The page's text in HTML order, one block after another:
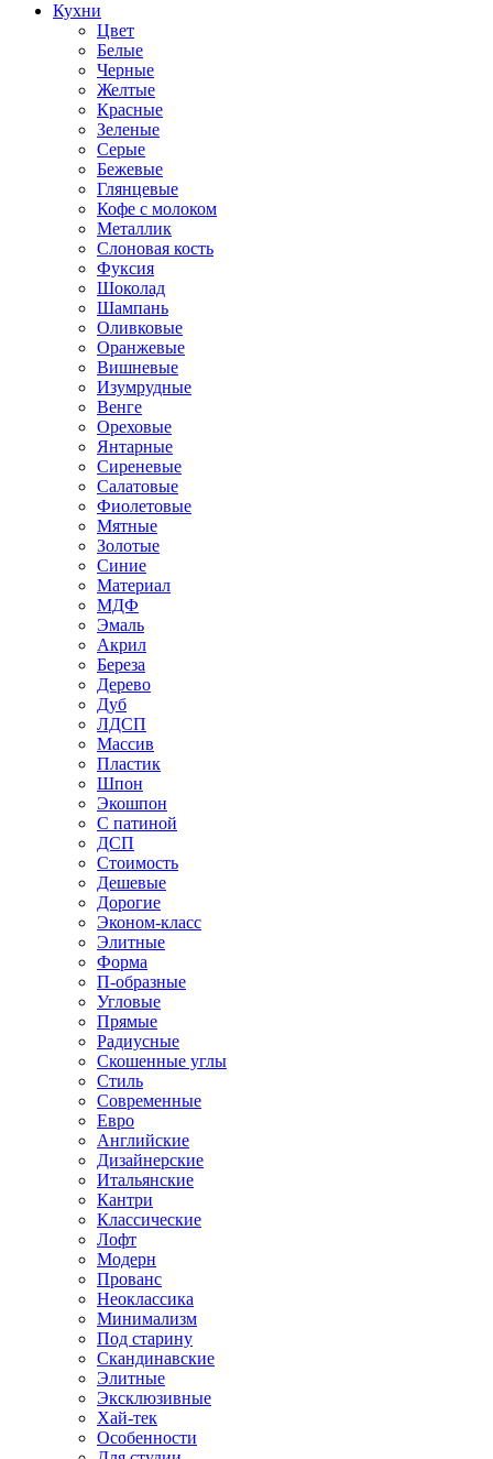
Кухни
Цвет
Белые
Черные
Желтые
Красные
Зеленые
Серые
Бежевые
Глянцевые
Кофе с молоком
Металлик
Слоновая кость
Фуксия
Шоколад
Шампань
Оливковые
Оранжевые
Вишневые
Изумрудные
Венге
Ореховые
Янтарные
Сиреневые
Салатовые
Фиолетовые
Мятные
Золотые
Синие
Материал
МДФ
Эмаль
Акрил
Береза
Дерево
Дуб
ЛДСП
Массив
Пластик
Шпон
Экошпон
С патиной
ДСП
Стоимость
Дешевые
Дорогие
Эконом-класс
Элитные
Форма
П-образные
Угловые
Прямые
Радиусные
Скошенные углы
Стиль
Современные
Евро
Английские
Дизайнерские
Итальянские
Кантри
Классические
Лофт
Модерн
Прованс
Неоклассика
Минимализм
Под старину
Скандинавские
Элитные
Эксклюзивные
Хай-тек
Особенности